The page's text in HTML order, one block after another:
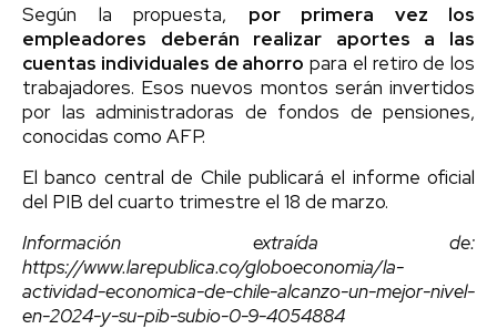
Según la propuesta, por primera vez los
empleadores deberán realizar aportes a las
cuentas individuales de ahorro para el retiro de los
trabajadores. Esos nuevos montos serán invertidos
por las administradoras de fondos de pensiones,
conocidas como AFP.
El banco central de Chile publicará el informe oficial
del PIB del cuarto trimestre el 18 de marzo.
Información extraída de:
https://www.larepublica.co/globoeconomia/la-
actividad-economica-de-chile-alcanzo-un-mejor-nivel-
en-2024-y-su-pib-subio-0-9-4054884